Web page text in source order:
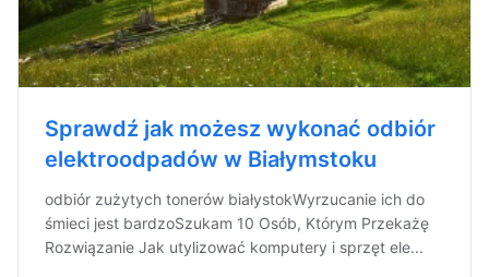
Sprawdź jak możesz wykonać odbiór
elektroodpadów w Białymstoku
odbiór zużytych tonerów białystokWyrzucanie ich do
śmieci jest bardzoSzukam 10 Osób, Którym Przekażę
Rozwiązanie Jak utylizować komputery i sprzęt ele...